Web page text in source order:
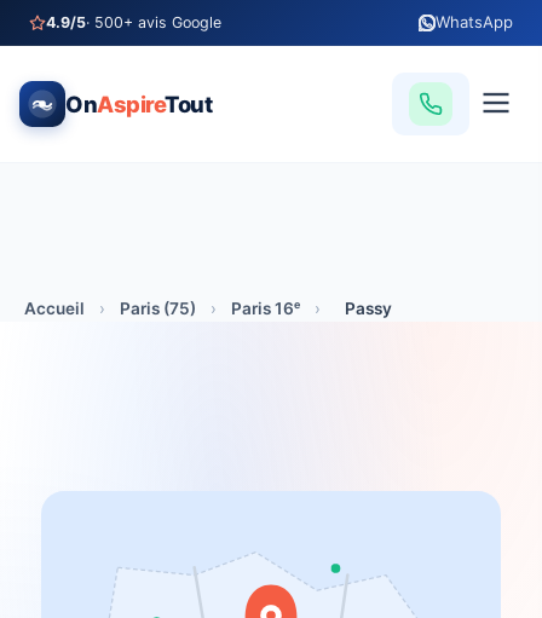
4.9/5· 500+ avis Google WhatsApp
OnAspireTout
Accueil › Paris (75) › Paris 16ᵉ › Passy